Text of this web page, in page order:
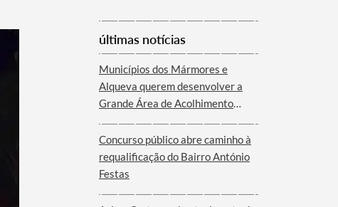
últimas notícias
Municípios dos Mármores e
Alqueva querem desenvolver a
Grande Área de Acolhimento
Governo para o Interior do
Alentejo
Concurso público abre caminho à
requalificação do Bairro António
Festas